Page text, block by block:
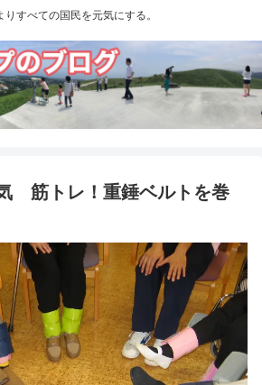
りすべての国民を元気にする。
筋トレ！重錘ベルトを巻